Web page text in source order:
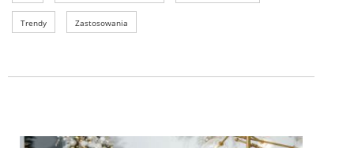
Trendy Zastosowania